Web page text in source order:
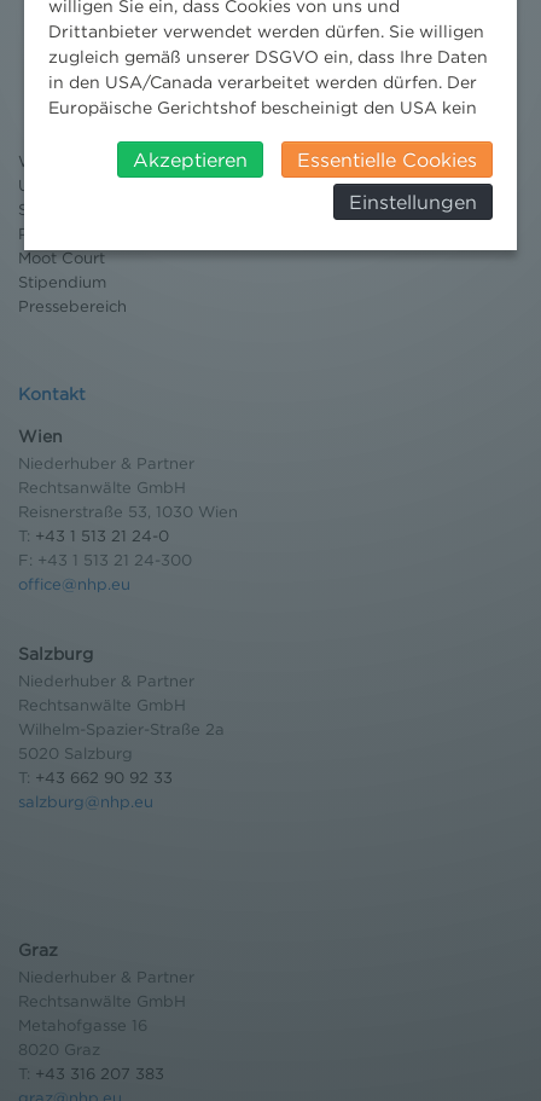
Nachrichten
News aktuell
Newsletter
Willkommen Umweltrecht
Umweltrechtsblog
Seminare
Publikationen
Moot Court
Stipendium
Pressebereich
Kontakt
Wien
Niederhuber & Partner
Rechtsanwälte GmbH
Reisnerstraße 53, 1030 Wien
T: +43 1 513 21 24-0
F: +43 1 513 21 24-300
office@nhp.eu
Salzburg
Niederhuber & Partner
Rechtsanwälte GmbH
Wilhelm-Spazier-Straße 2a
5020 Salzburg
T: +43 662 90 92 33
salzburg@nhp.eu
Graz
Niederhuber & Partner
Rechtsanwälte GmbH
Metahofgasse 16
8020 Graz
T: +43 316 207 383
graz@nhp.eu
willigen Sie ein, dass Cookies von uns und
Drittanbieter verwendet werden dürfen. Sie willigen
zugleich gemäß unserer DSGVO ein, dass Ihre Daten
in den USA/Canada verarbeitet werden dürfen. Der
Europäische Gerichtshof bescheinigt den USA kein
insbesondere das Risiko, dass ihre Daten durch US-
Behörden, zu Kontroll- und zu
Überwachungszwecken, verarbeitet werden und
werden können. Zudem finden Sie am
Bildschirmrand ein Cookie-Icon wo Sie jederzeit Ihre
Einwilligung widerrufen und Widerspruch ausüben.
Akzeptieren
Essentielle Cookies
Einstellungen